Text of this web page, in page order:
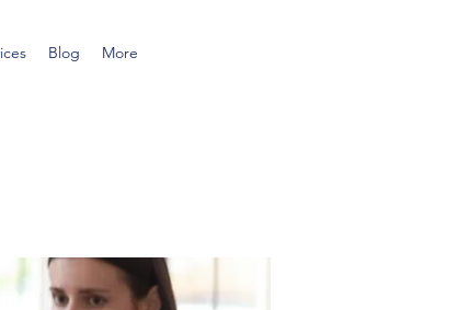
Blog More